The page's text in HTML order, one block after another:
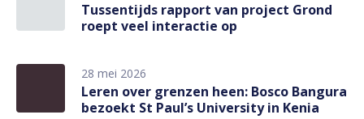
Tussentijds rapport van project Grond
roept veel interactie op
28 mei 2026
Leren over grenzen heen: Bosco Bangura
bezoekt St Paul’s University in Kenia